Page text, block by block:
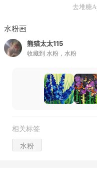
去堆糖
水粉画
熊猫太太115
收藏到 水粉，水粉
相关标签
水粉